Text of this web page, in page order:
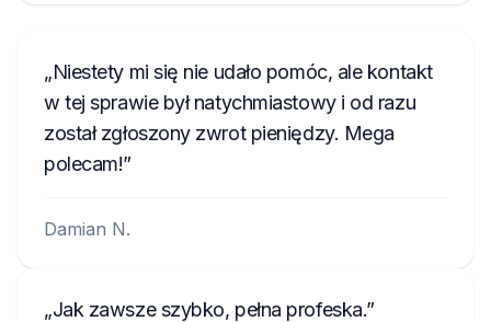
Niestety mi się nie udało pomóc, ale kontakt
w tej sprawie był natychmiastowy i od razu
został zgłoszony zwrot pieniędzy. Mega
polecam!
Damian N.
Jak zawsze szybko, pełna profeska.